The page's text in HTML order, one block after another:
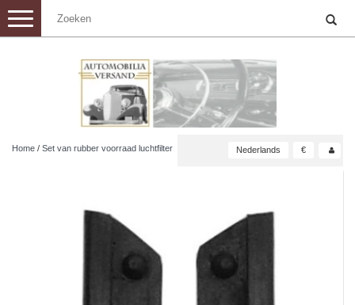
Toggle
navigation
Home / Set van rubber voorraad luchtfilter Nederlands €